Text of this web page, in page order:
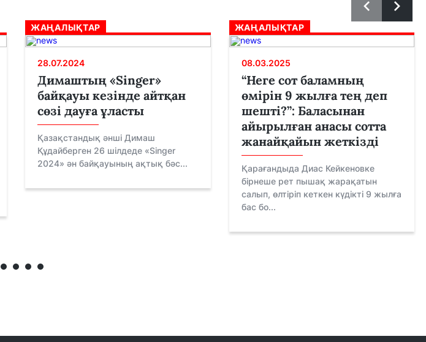
ЖАҢАЛЫҚТАР
28.07.2024
Димаштың «Singer»
байқауы кезінде айтқан
сөзі дауға ұласты
Қазақстандық әнші Димаш
Құдайберген 26 шілдеде «Singer
2024» ән байқауының ақтық бәс...
ЖАҢАЛЫҚТАР
08.03.2025
“Неге сот баламның
өмірін 9 жылға тең деп
шешті?”: Баласынан
айырылған анасы сотта
жанайқайын жеткізді
Қарағандыда Диас Кейкеновке
бірнеше рет пышақ жарақатын
салып, өлтіріп кеткен күдікті 9 жылға
бас бо...